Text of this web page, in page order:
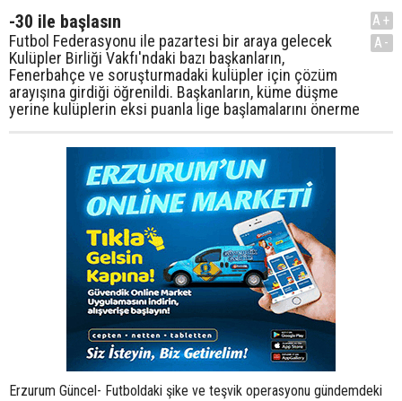
-30 ile başlasın
Futbol Federasyonu ile pazartesi bir araya gelecek
Kulüpler Birliği Vakfı'ndaki bazı başkanların,
Fenerbahçe ve soruşturmadaki kulüpler için çözüm
arayışına girdiği öğrenildi. Başkanların, küme düşme
yerine kulüplerin eksi puanla lige başlamalarını önerme
A+
A-
Erzurum Güncel- Futboldaki şike ve teşvik operasyonu gündemdeki